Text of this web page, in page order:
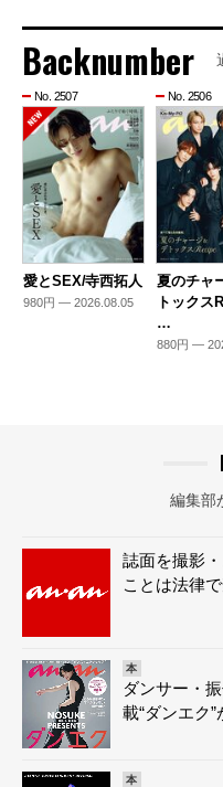
Backnumber
No. 2507
愛とSEX/寺西拓人
980円 — 2026.08.05
No. 2506
夏のチャ
トックス
…
880円 —
編集部
誌面を撮影
ことは法律
本
ダンサー・
載“ダンエク”
本